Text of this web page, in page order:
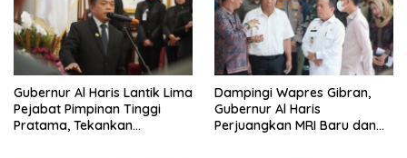
Gubernur Al Haris Lantik Lima
Pejabat Pimpinan Tinggi
Pratama, Tekankan
Dampingi Wapres Gibran,
Gubernur Al Haris
Perjuangkan MRI Baru dan